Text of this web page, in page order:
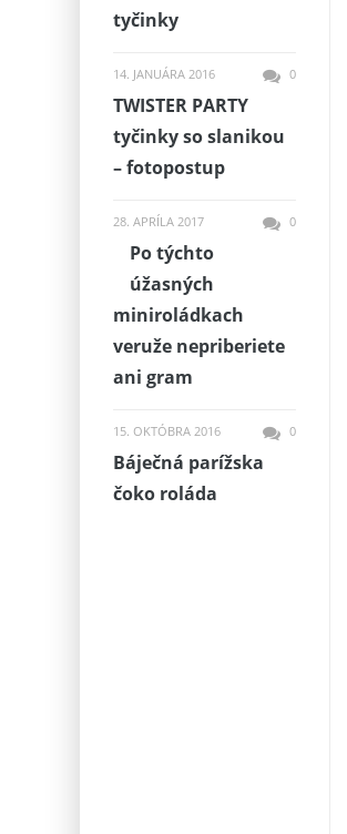
tyčinky
14. JANUÁRA 2016 0
TWISTER PARTY
tyčinky so slanikou
– fotopostup
28. APRÍLA 2017 0
Po týchto
úžasných
miniroládkach
veruže nepriberiete
ani gram
15. OKTÓBRA 2016 0
Báječná parížska
čoko roláda